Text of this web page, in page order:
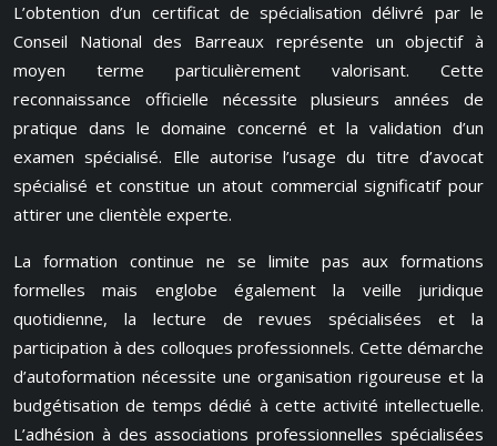
L’obtention d’un certificat de spécialisation délivré par le
Conseil National des Barreaux représente un objectif à
moyen terme particulièrement valorisant. Cette
reconnaissance officielle nécessite plusieurs années de
pratique dans le domaine concerné et la validation d’un
examen spécialisé. Elle autorise l’usage du titre d’avocat
spécialisé et constitue un atout commercial significatif pour
attirer une clientèle experte.
La formation continue ne se limite pas aux formations
formelles mais englobe également la veille juridique
quotidienne, la lecture de revues spécialisées et la
participation à des colloques professionnels. Cette démarche
d’autoformation nécessite une organisation rigoureuse et la
budgétisation de temps dédié à cette activité intellectuelle.
L’adhésion à des associations professionnelles spécialisées